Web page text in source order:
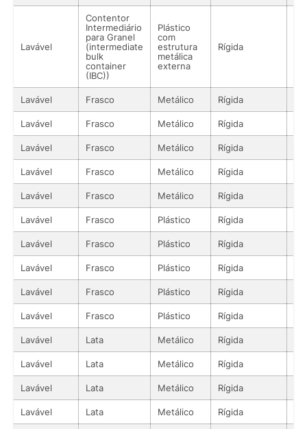
Lavável
Contentor
Intermediário
para Granel
(intermediate
bulk
container
(IBC))
Plástico
com
estrutura
metálica
externa
Rígida
Lavável Frasco Metálico Rígida
Lavável Frasco Metálico Rígida
Lavável Frasco Metálico Rígida
Lavável Frasco Metálico Rígida
Lavável Frasco Metálico Rígida
Lavável Frasco Plástico Rígida
Lavável Frasco Plástico Rígida
Lavável Frasco Plástico Rígida
Lavável Frasco Plástico Rígida
Lavável Frasco Plástico Rígida
Lavável Lata Metálico Rígida
Lavável Lata Metálico Rígida
Lavável Lata Metálico Rígida
Lavável Lata Metálico Rígida